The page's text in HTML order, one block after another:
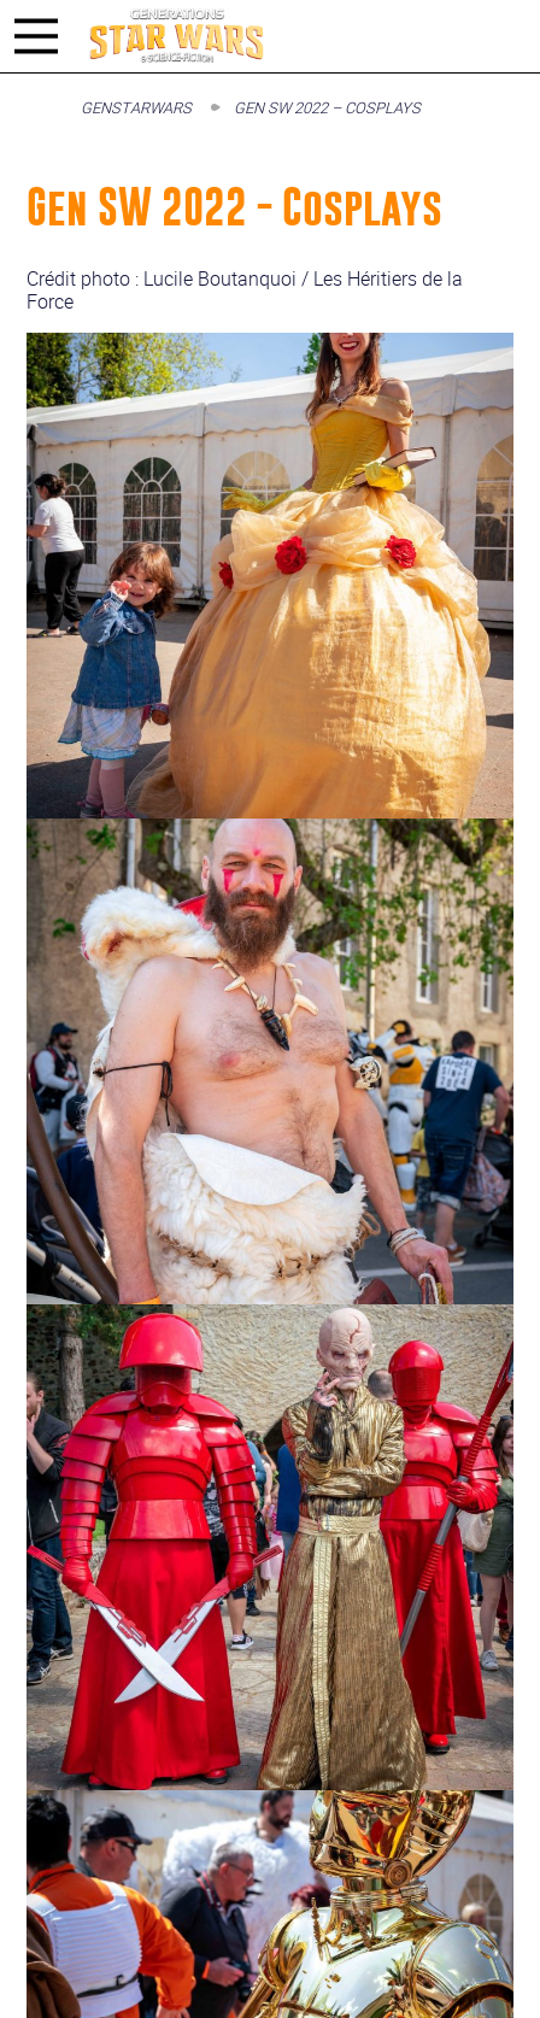
GENSTARWARS GEN SW 2022 – COSPLAYS
Gen SW 2022 - Cosplays
Crédit photo : Lucile Boutanquoi / Les Héritiers de la
Force